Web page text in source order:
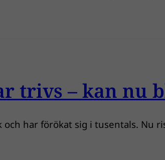
trivs – kan nu
har förökat sig i tusentals. Nu